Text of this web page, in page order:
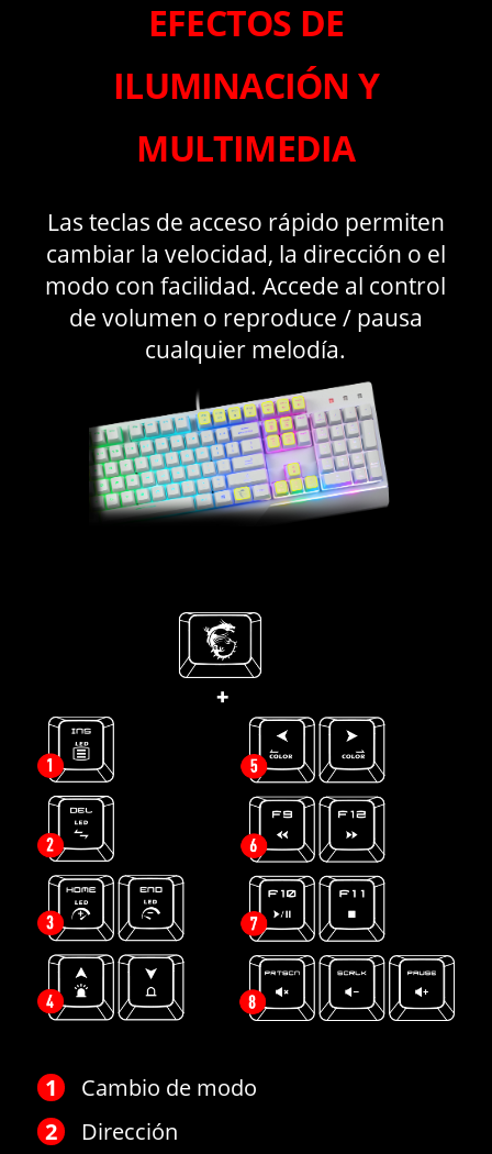
EFECTOS DE
ILUMINACIÓN Y
MULTIMEDIA
Las teclas de acceso rápido permiten
cambiar la velocidad, la dirección o el
modo con facilidad. Accede al control
de volumen o reproduce / pausa
cualquier melodía.
Cambio de modo
Dirección